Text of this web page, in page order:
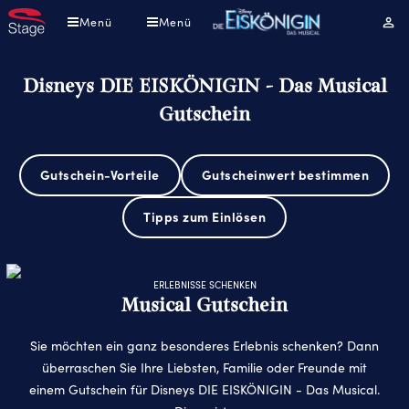
Direkt
zum
Menü Menü
Disneys DIE EISKÖNIGIN - Das Musical
Gutschein
Gutschein-Vorteile Gutscheinwert bestimmen
Tipps zum Einlösen
ERLEBNISSE SCHENKEN
Musical Gutschein
Sie möchten ein ganz besonderes Erlebnis schenken? Dann
überraschen Sie Ihre Liebsten, Familie oder Freunde mit
einem Gutschein für Disneys DIE EISKÖNIGIN - Das Musical.